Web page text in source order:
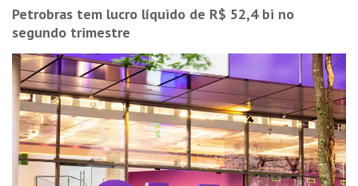
Petrobras tem lucro líquido de R$ 52,4 bi no
segundo trimestre